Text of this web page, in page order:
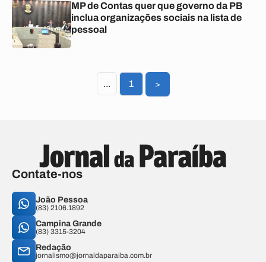
MP de Contas quer que governo da PB
inclua organizações sociais na lista de
pessoal
... 1 >
Contate-nos
João Pessoa
(83) 2106.1892
Campina Grande
(83) 3315-3204
Redação
jornalismo@jornaldaparaiba.com.br